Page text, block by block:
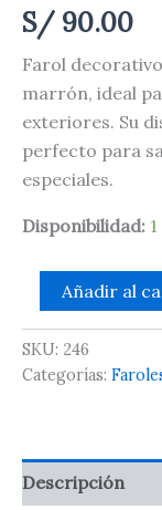
S/ 90.00
Farol
marrón, ideal
exteriores. Su
perfecto para
especiales.
Disponibilidad:
Añadir al
SKU: 246
Categorías:
Descripción